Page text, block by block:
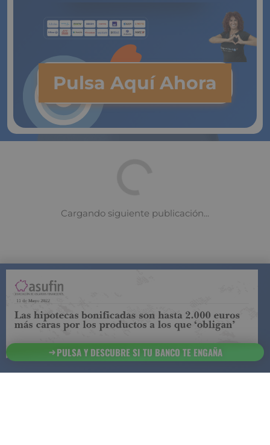
Pulsa Aquí Ahora
COMPARADOR DE SEGUROS DE VIDASUJETO A LA
REGULACIÓN DE LA DIRECCIÓN GENERAL DE
SEGUROS
ESTA ES LAINFORMACIÓNSOBRE
91 218 93 299 Contacto
PULSA Y DESCUBRE SI TU BANCO TE ENGAÑA